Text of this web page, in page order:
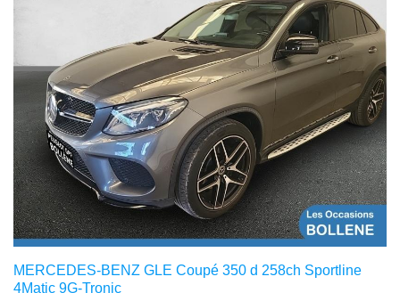
MERCEDES-BENZ GLE Coupé 350 d 258ch Sportline
4Matic 9G-Tronic